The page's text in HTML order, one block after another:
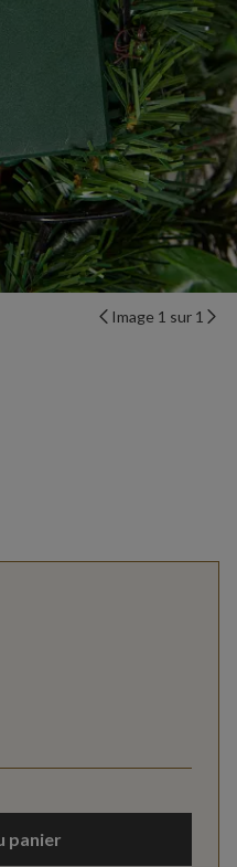
Image 1 sur 1
panier